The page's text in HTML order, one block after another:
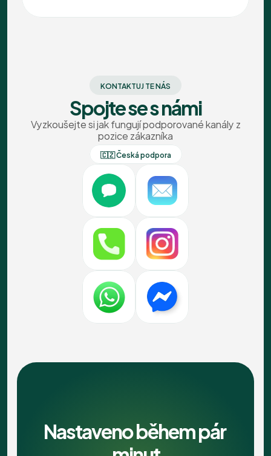
KONTAKTUJ TE NÁS
Spojte se s námi
Vyzkoušejte si jak fungují podporované kanály z
pozice zákazníka
🇨🇿 Česká podpora
Nastaveno během pár